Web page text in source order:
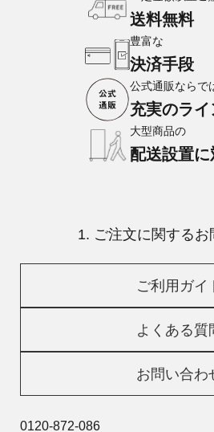
送料無料
豊富な
決済手段
公式通販ならで
充実のラ
大型商品の
配送設置に
1. ご注文に関するお
ご利用ガイ
よくある質
お問い合わ
0120-872-086